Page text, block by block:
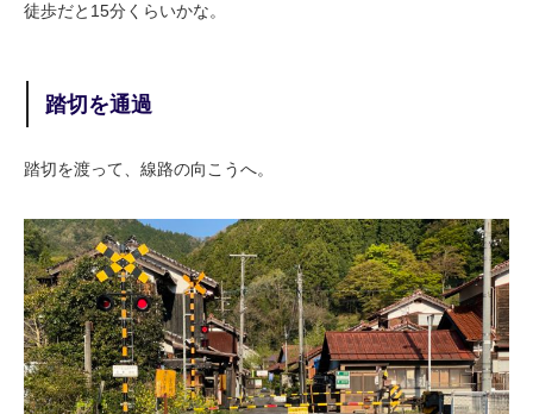
徒歩だと15分くらいかな。
踏切を通過
踏切を渡って、線路の向こうへ。